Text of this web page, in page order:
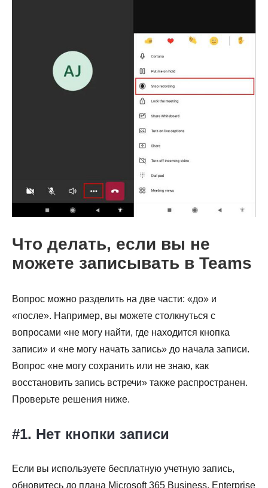
Что делать, если вы не
можете записывать в Teams
Вопрос можно разделить на две части: «до» и
«после». Например, вы можете столкнуться с
вопросами «не могу найти, где находится кнопка
записи» и «не могу начать запись» до начала записи.
Вопрос «не могу сохранить или не знаю, как
восстановить запись встречи» также распространен.
Проверьте решения ниже.
#1. Нет кнопки записи
Если вы используете бесплатную учетную запись,
обновитесь до плана Microsoft 365 Business, Enterprise